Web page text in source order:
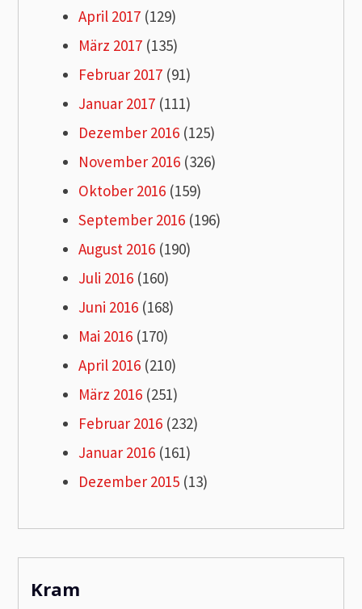
April 2017 (129)
März 2017 (135)
Februar 2017 (91)
Januar 2017 (111)
Dezember 2016 (125)
November 2016 (326)
Oktober 2016 (159)
September 2016 (196)
August 2016 (190)
Juli 2016 (160)
Juni 2016 (168)
Mai 2016 (170)
April 2016 (210)
März 2016 (251)
Februar 2016 (232)
Januar 2016 (161)
Dezember 2015 (13)
Kram